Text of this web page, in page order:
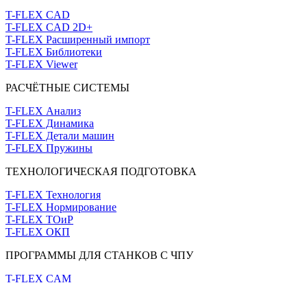
T-FLEX CAD
T-FLEX CAD 2D+
T-FLEX Расширенный импорт
T-FLEX Библиотеки
T-FLEX Viewer
РАСЧЁТНЫЕ СИСТЕМЫ
T-FLEX Анализ
T-FLEX Динамика
T-FLEX Детали машин
T-FLEX Пружины
ТЕХНОЛОГИЧЕСКАЯ ПОДГОТОВКА
T-FLEX Технология
T-FLEX Нормирование
T-FLEX ТОиР
T-FLEX ОКП
ПРОГРАММЫ ДЛЯ СТАНКОВ С ЧПУ
T-FLEX CAM